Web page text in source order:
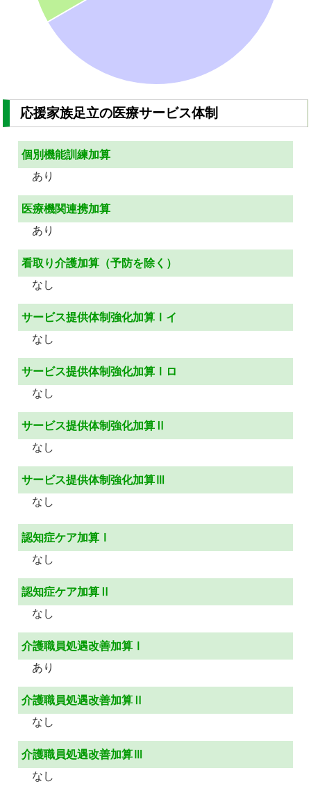
応援家族足立の医療サービス体制
個別機能訓練加算
あり
医療機関連携加算
あり
看取り介護加算（予防を除く）
なし
サービス提供体制強化加算Ⅰイ
なし
サービス提供体制強化加算Ⅰロ
なし
サービス提供体制強化加算Ⅱ
なし
サービス提供体制強化加算Ⅲ
なし
認知症ケア加算Ⅰ
なし
認知症ケア加算Ⅱ
なし
介護職員処遇改善加算Ⅰ
あり
介護職員処遇改善加算Ⅱ
なし
介護職員処遇改善加算Ⅲ
なし